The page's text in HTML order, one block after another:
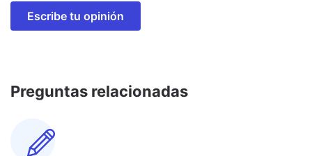
Escribe tu opinión
Preguntas relacionadas